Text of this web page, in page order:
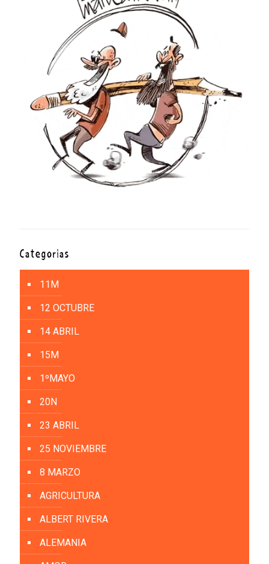
Categorías
11M
12 OCTUBRE
14 ABRIL
15M
1ºMAYO
20N
23 ABRIL
25 NOVIEMBRE
8 MARZO
AGRICULTURA
ALBERT RIVERA
ALEMANIA